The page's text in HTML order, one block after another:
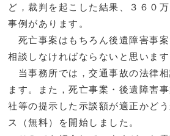
ど，裁判を起こした結果、３６０
事例があります。
死亡事案はもちろん後遺障害事
相談しなければならないと思います
当事務所では，交通事故の法律
ます。また，死亡事案・後遺障害
社等の提示した示談額が適正かど
ス（無料）を開始しました。